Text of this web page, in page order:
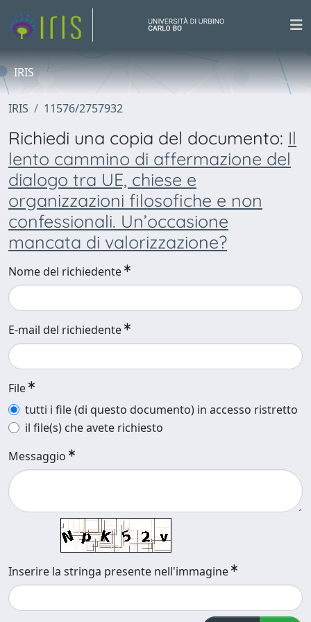
IRIS
IRIS 11576/2757932
Richiedi una copia del documento: Il
lento cammino di affermazione del
dialogo tra UE, chiese e
organizzazioni filosofiche e non
confessionali. Un’occasione
mancata di valorizzazione?
Nome del richiedente
E-mail del richiedente
File
tutti i file (di questo documento) in accesso ristretto
il file(s) che avete richiesto
Messaggio
Inserire la stringa presente nell'immagine